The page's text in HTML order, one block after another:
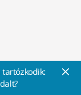
tartózkodik: